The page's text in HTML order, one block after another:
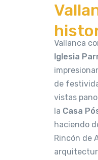
Vallanca
Iglesia
de
vistas
la Casa
haciendo
Rincón de